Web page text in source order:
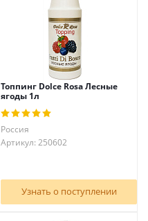
Топпинг Dolce Rosa Лесные
ягоды 1л
Россия
Артикул: 250602
Узнать о поступлении